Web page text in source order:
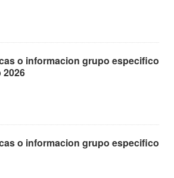
o informacion grupo especifico
2026
o informacion grupo especifico